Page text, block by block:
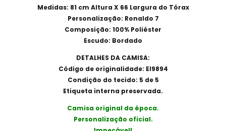
Medidas: 81 cm Altura X 66 Largura do Tórax
Personalização: Ronaldo 7
Composição: 100% Poliéster
Escudo: Bordado
DETALHES DA CAMISA:
Código de originalidade: EI9894
Condição do tecido: 5 de 5
Etiqueta interna preservada.
Camisa original da época.
Personalização oficial.